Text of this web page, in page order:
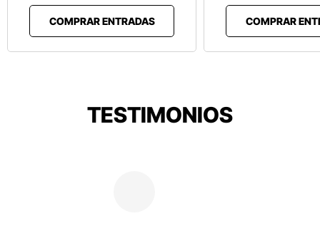
COMPRAR ENTRADAS COMPRAR
TESTIMONIOS